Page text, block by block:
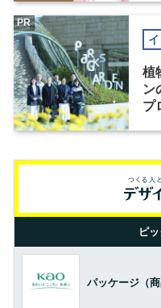
植
ン
プ
PR
ピ
パッケージ（